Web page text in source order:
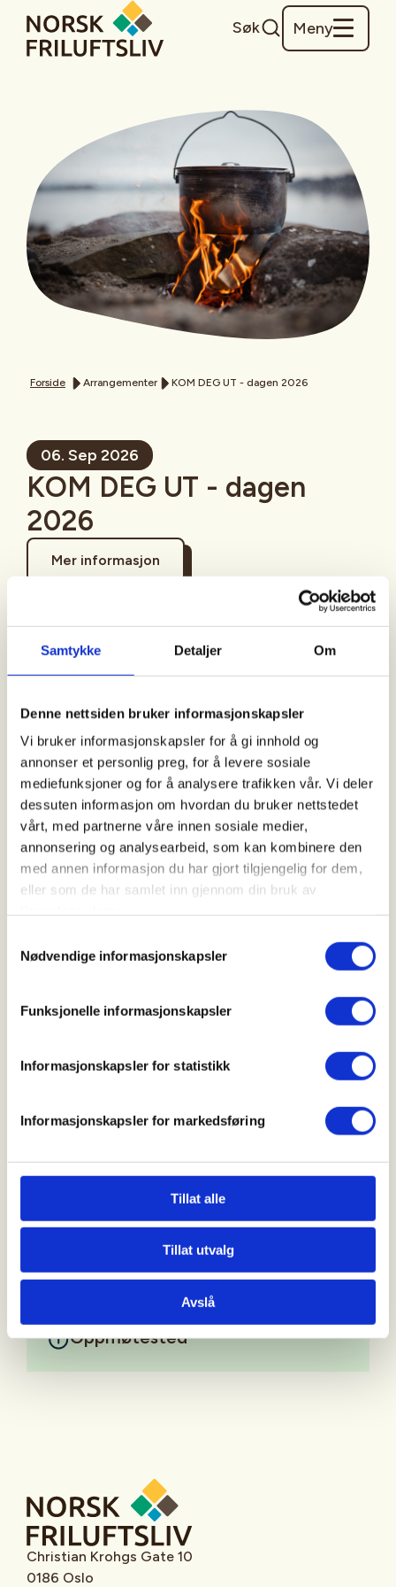
Samtykke Detaljer Om
Denne nettsiden bruker informasjonskapsler
Vi bruker informasjonskapsler for å gi innhold og
annonser et personlig preg, for å levere sosiale
mediefunksjoner og for å analysere trafikken vår. Vi deler
dessuten informasjon om hvordan du bruker nettstedet
vårt, med partnerne våre innen sosiale medier,
annonsering og analysearbeid, som kan kombinere den
med annen informasjon du har gjort tilgjengelig for dem,
eller som de har samlet inn gjennom din bruk av
Nødvendige informasjonskapsler
Funksjonelle informasjonskapsler
Informasjonskapsler for statistikk
Informasjonskapsler for markedsføring
Tillat alle
Tillat utvalg
Avslå
Søk Meny
Forside Arrangementer KOM DEG UT - dagen 2026
06. Sep 2026
KOM DEG UT - dagen
2026
Mer informasjon
Tid
06. Sep 2026
Kl. 11.00 - 15.00
Arrangør
Eidsvoll Skog JFF
hansmesteren@gmail.com
Vi i Eidsvoll Skog JFF er med på "Kom deg ut dagen"
Mer informasjon
Oppmøtested
Christian Krohgs Gate 10
0186 Oslo